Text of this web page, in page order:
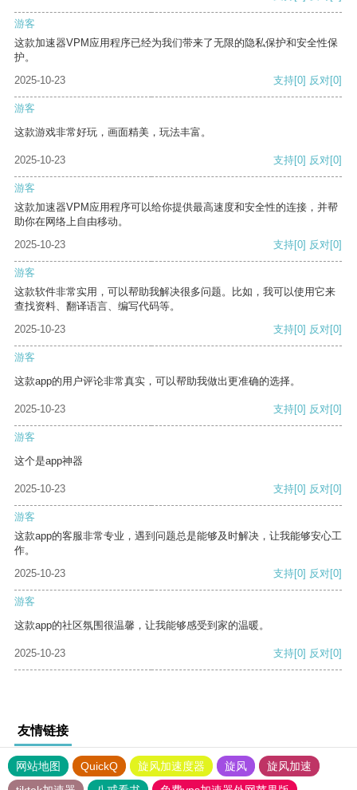
游客
这款加速器VPM应用程序已经为我们带来了无限的隐私保护和安全性保
护。
2025-10-23
支持[0] 反对[0]
游客
这款游戏非常好玩，画面精美，玩法丰富。
2025-10-23 支持[0] 反对[0]
游客
这款加速器VPM应用程序可以给你提供最高速度和安全性的连接，并帮
助你在网络上自由移动。
2025-10-23
支持[0] 反对[0]
游客
这款软件非常实用，可以帮助我解决很多问题。比如，我可以使用它来
查找资料、翻译语言、编写代码等。
2025-10-23
支持[0] 反对[0]
游客
这款app的用户评论非常真实，可以帮助我做出更准确的选择。
2025-10-23 支持[0] 反对[0]
游客
这个是app神器
2025-10-23 支持[0] 反对[0]
游客
这款app的客服非常专业，遇到问题总是能够及时解决，让我能够安心工
作。
2025-10-23
支持[0] 反对[0]
游客
这款app的社区氛围很温馨，让我能够感受到家的温暖。
2025-10-23 支持[0] 反对[0]
友情链接
网站地图 QuickQ 旋风加速度器 旋风
旋风加速